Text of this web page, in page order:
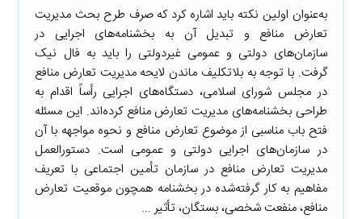
به‌عنوان اولین نکته باید اشاره کرد که صرف طرح بحث مدیریت
تعارض منافع و تبدیل آن به بخشنامه‌های اجرایی در
سازمان‌های دولتی و عمومی غیردولتی را باید به فال نیک
گرفت. با توجه به بلاتکلیف ماندن لایحه مدیریت تعارض منافع
در مجلس شورای اسلامی، دستگاه‌های اجرایی رأساً اقدام به
طراحی بخشنامه‌های مدیریت تعارض منافع کرده‌اند. این مسئله
فتح باب مناسبی از موضوع تعارض منافع و نحوه مواجهه با آن
در سازمان‌های اجرایی دولتی و عمومی است. دستورالعمل
مدیریت تعارض منافع در سازمان تأمین اجتماعی با تعریف
مفاهیم به کار گرفته‌شده در بخشنامه همچون موقعیت تعارض
منافع، منفعت شخصی، بستگان، تأثیر ...